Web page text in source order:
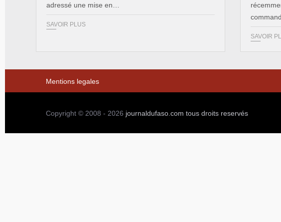
adressé une mise en…
SAVOIR PLUS
SAVOIR
Mentions legales
Copyright © 2008 - 2026 journaldufaso.com tous droits reservés